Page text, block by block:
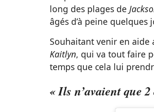
long des plages de
âgés d’à peine
Souhaitant venir en aide
Kaitlyn, qui va tout faire
temps que cela lui
« Ils n’avaient que